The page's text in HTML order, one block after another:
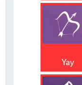
Yay